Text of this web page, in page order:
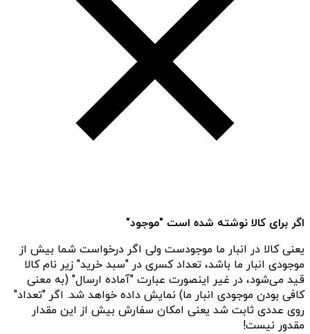
اگر برای کالا نوشته شده است "موجود"
یعنی کالا در انبار ما موجودست ولی اگر درخواست شما بیش از
موجودی انبار ما باشد، تعداد کسری در "سبد خرید" زیر نام کالا
قید می‌شود، در غیر اینصورت عبارت "آماده ارسال" (به معنی
کافی بودن موجودی انبار ما) نمایش داده خواهد شد. اگر "تعداد"
روی عددی ثابت شد یعنی امکان سفارش بیش از این مقدار
مقدور نیست!